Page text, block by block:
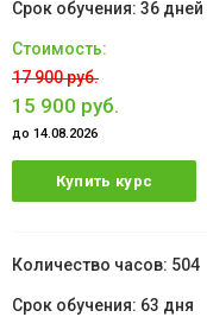
36 дней
17 900 руб.
15 900 руб.
до 14.08.2026
Купить курс
504
63 дня